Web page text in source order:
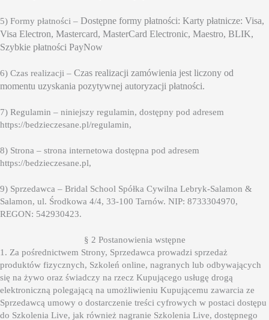
5) Formy płatności – Dostępne formy płatności: Karty płatnicze: Visa,
Visa Electron, Mastercard, MasterCard Electronic, Maestro, BLIK,
Szybkie płatności PayNow
6) Czas realizacji – Czas realizacji zamówienia jest liczony od
momentu uzyskania pozytywnej autoryzacji płatności.
7) Regulamin – niniejszy regulamin, dostępny pod adresem
https://bedzieczesane.pl/regulamin,
8) Strona – strona internetowa dostępna pod adresem
https://bedzieczesane.pl,
9) Sprzedawca – Bridal School Spółka Cywilna Lebryk-Salamon &
Salamon, ul. Środkowa 4/4, 33-100 Tarnów. NIP: 8733304970,
REGON: 542930423.
§ 2 Postanowienia wstępne
1. Za pośrednictwem Strony, Sprzedawca prowadzi sprzedaż
produktów fizycznych, Szkoleń online, nagranych lub odbywających
się na żywo oraz świadczy na rzecz Kupującego usługę drogą
elektroniczną polegającą na umożliwieniu Kupującemu zawarcia ze
Sprzedawcą umowy o dostarczenie treści cyfrowych w postaci dostępu
do Szkolenia Live, jak również nagranie Szkolenia Live, dostępnego